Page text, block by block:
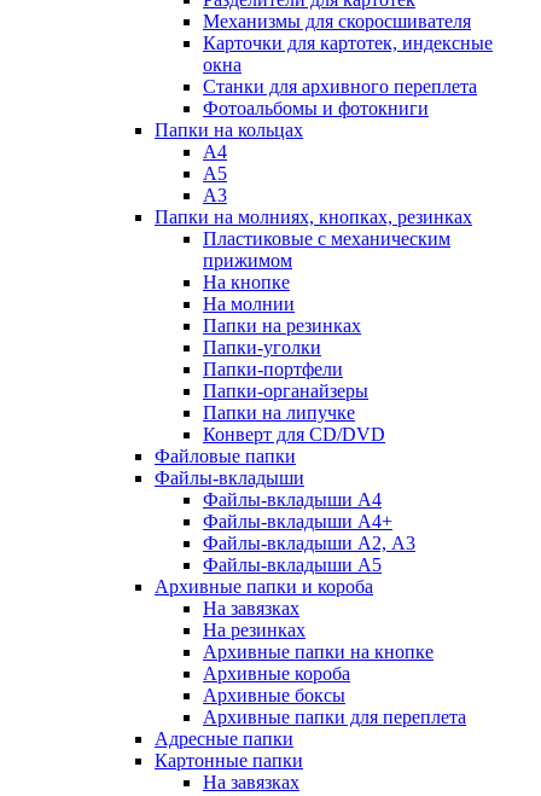
Механизмы для скоросшивателя
Карточки для картотек, индексные
окна
Станки для архивного переплета
Фотоальбомы и фотокниги
Папки на кольцах
А4
А5
А3
Папки на молниях, кнопках, резинках
Пластиковые с механическим
прижимом
На кнопке
На молнии
Папки на резинках
Папки-уголки
Папки-портфели
Папки-органайзеры
Папки на липучке
Конверт для CD/DVD
Файловые папки
Файлы-вкладыши
Файлы-вкладыши А4
Файлы-вкладыши А4+
Файлы-вкладыши А2, А3
Файлы-вкладыши А5
Архивные папки и короба
На завязках
На резинках
Архивные папки на кнопке
Архивные короба
Архивные боксы
Архивные папки для переплета
Адресные папки
Картонные папки
На завязках